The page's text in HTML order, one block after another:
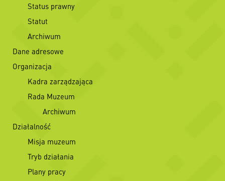
Status prawny
Statut
Archiwum
Dane adresowe
Organizacja
Kadra zarządzająca
Rada Muzeum
Archiwum
Działalność
Misja muzeum
Tryb działania
Plany pracy